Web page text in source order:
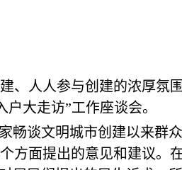
、人人参与创建的浓厚氛
大走访”工作座谈会。
畅谈文明城市创建以来群
方面提出的意见和建议。